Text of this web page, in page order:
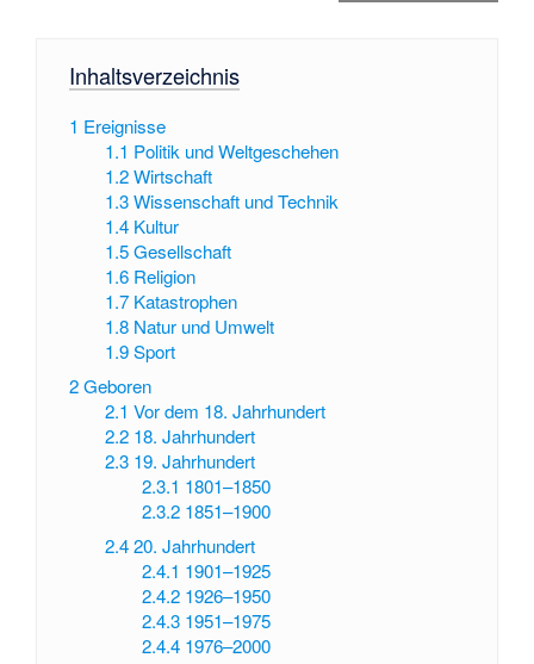
Inhaltsverzeichnis
1 Ereignisse
1.1 Politik und Weltgeschehen
1.2 Wirtschaft
1.3 Wissenschaft und Technik
1.4 Kultur
1.5 Gesellschaft
1.6 Religion
1.7 Katastrophen
1.8 Natur und Umwelt
1.9 Sport
2Geboren
2.1 Vor dem 18. Jahrhundert
2.2 18. Jahrhundert
2.3 19. Jahrhundert
2.3.1 1801–1850
2.3.2 1851–1900
2.4 20. Jahrhundert
2.4.1 1901–1925
2.4.2 1926–1950
2.4.3 1951–1975
2.4.4 1976–2000